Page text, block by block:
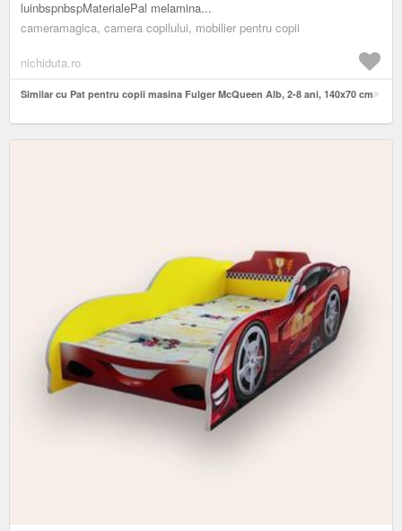
luinbspnbspMaterialePal melamina...
cameramagica, camera copilului, mobilier pentru copii
nichiduta.ro
Similar cu Pat pentru copii masina Fulger McQueen Alb, 2-8 ani, 140x70 cm